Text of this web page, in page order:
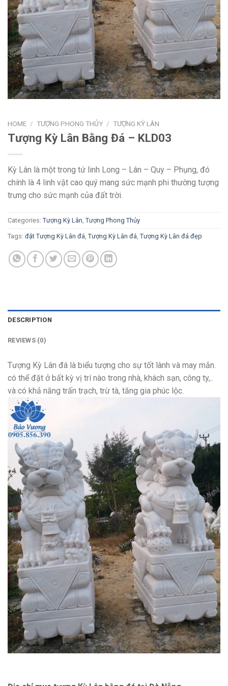
HOME / TƯỢNG PHONG THỦY / TƯỢNG KỲ LÂN
Tượng Kỳ Lân Bằng Đá – KLD03
Kỳ Lân là một trong tứ linh Long – Lân – Quy – Phụng, đó
chính là 4 linh vật cao quý mang sức mạnh phi thường tượng
trưng cho sức mạnh của đất trời.
Categories: Tượng Kỳ Lân, Tượng Phong Thủy
Tags: đặt Tượng Kỳ Lân đá, Tượng Kỳ Lân đá, Tượng Kỳ Lân đá đẹp
DESCRIPTION
REVIEWS (0)
Tượng Kỳ Lân đá là biểu tượng cho sự tốt lành và may mắn.
có thể đặt ở bất kỳ vị trí nào trong nhà, khách sạn, công ty,..
và có khả năng trấn trạch, trừ tà, tăng gia phúc lộc.